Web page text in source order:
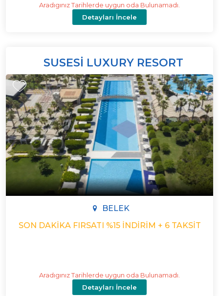
Aradıgınız Tarihlerde uygun oda Bulunamadı.
Detayları İncele
SUSESI LUXURY RESORT
BELEK
SON DAKIKA FIRSATI %15 İNDIRIM + 6 TAKSIT
Aradıgınız Tarihlerde uygun oda Bulunamadı.
Detayları İncele